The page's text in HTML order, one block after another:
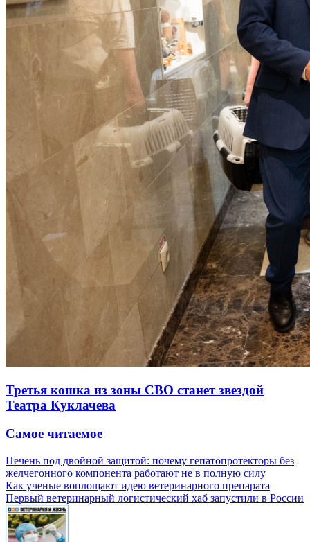
Третья кошка из зоны СВО станет звездой
Театра Куклачева
Самое читаемое
Печень под двойной защитой: почему гепатопротекторы без
желчегонного компонента работают не в полную силу
Как ученые воплощают идею ветеринарного препарата
Первый ветеринарный логистический хаб запустили в России